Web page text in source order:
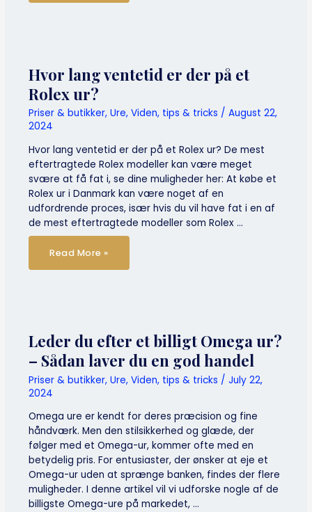
spares
online?
Hvor lang ventetid er der på et
Rolex ur?
Priser & butikker,Ure,Viden, tips & tricks /August 22,
2024
Hvor lang ventetid er der på et Rolex ur? De mest
eftertragtede Rolex modeller kan være meget
svære at få fat i, se dine muligheder her: At købe et
Rolex ur i Danmark kan være noget af en
udfordrende proces, især hvis du vil have fat i en af
de mest eftertragtede modeller som Rolex …
Hvor
lang
er
Read More »
Leder du efter et billigt Omega ur?
– Sådan laver du en god handel
Priser & butikker,Ure,Viden, tips & tricks /July 22,
2024
Omega ure er kendt for deres præcision og fine
håndværk. Men den stilsikkerhed og glæde, der
følger med et Omega-ur, kommer ofte med en
betydelig pris. For entusiaster, der ønsker at eje et
Omega-ur uden at sprænge banken, findes der flere
muligheder. I denne artikel vil vi udforske nogle af de
billigste Omega-ure på markedet, …